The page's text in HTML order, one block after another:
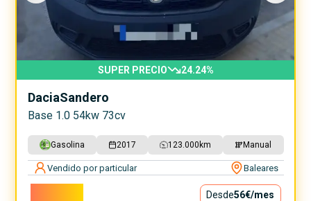
SUPER PRECIO 24.24%
DaciaSandero
Base 1.0 54kw 73cv
Gasolina 2017 123.000 km Manual
Vendido por particular Baleares
Desde56€/mes